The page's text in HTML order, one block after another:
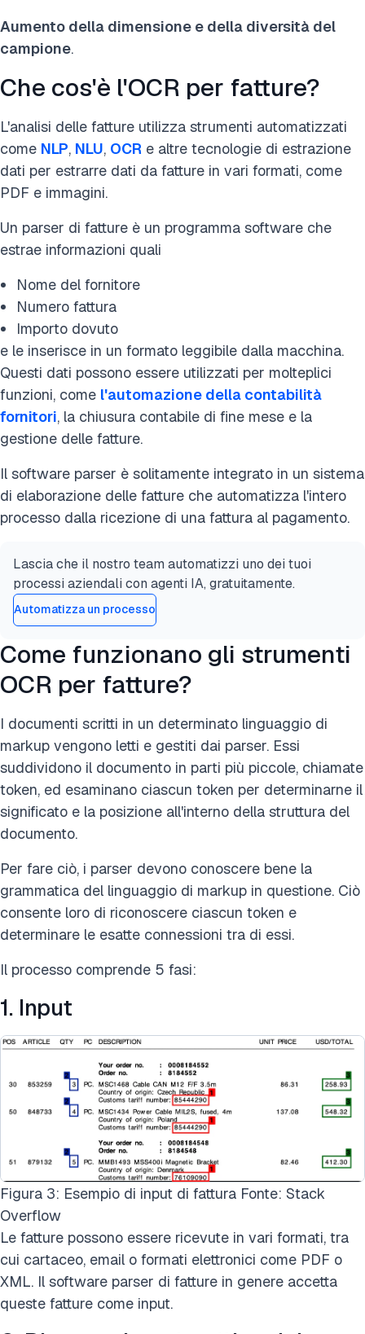
Aumento della dimensione e della diversità del
campione.
Che cos'è l'OCR per fatture?
L'analisi delle fatture utilizza strumenti automatizzati
come NLP, NLU, OCR e altre tecnologie di estrazione
dati per estrarre dati da fatture in vari formati, come
PDF e immagini.
Un parser di fatture è un programma software che
estrae informazioni quali
Nome del fornitore
Numero fattura
Importo dovuto
e le inserisce in un formato leggibile dalla macchina.
Questi dati possono essere utilizzati per molteplici
funzioni, come l'automazione della contabilità
fornitori, la chiusura contabile di fine mese e la
gestione delle fatture.
Il software parser è solitamente integrato in un sistema
di elaborazione delle fatture che automatizza l'intero
processo dalla ricezione di una fattura al pagamento.
Lascia che il nostro team automatizzi uno dei tuoi
processi aziendali con agenti IA, gratuitamente.
Automatizza un processo
Come funzionano gli strumenti
OCR per fatture?
I documenti scritti in un determinato linguaggio di
markup vengono letti e gestiti dai parser. Essi
suddividono il documento in parti più piccole, chiamate
token, ed esaminano ciascun token per determinarne il
significato e la posizione all'interno della struttura del
documento.
Per fare ciò, i parser devono conoscere bene la
grammatica del linguaggio di markup in questione. Ciò
consente loro di riconoscere ciascun token e
determinare le esatte connessioni tra di essi.
Il processo comprende 5 fasi:
1. Input
Figura 3: Esempio di input di fattura Fonte: Stack
Overflow
Le fatture possono essere ricevute in vari formati, tra
cui cartaceo, email o formati elettronici come PDF o
XML. Il software parser di fatture in genere accetta
queste fatture come input.